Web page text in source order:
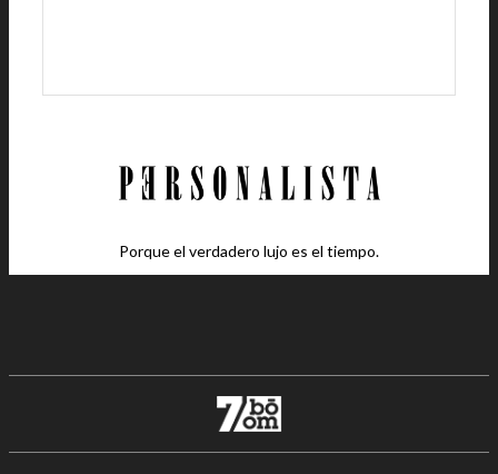
Porque el verdadero lujo es el tiempo.